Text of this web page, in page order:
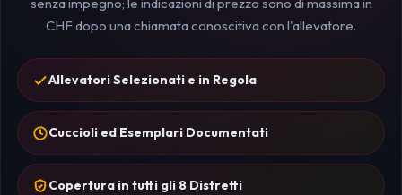
CHF dopo una chiamata conoscitiva con l'allevatore.
Allevatori Selezionati e in Regola
Cuccioli ed Esemplari Documentati
Copertura in tutti gli 8 Distretti